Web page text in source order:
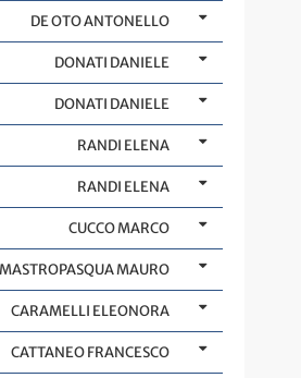
DE OTO ANTONELLO
DONATI DANIELE
DONATI DANIELE
RANDI ELENA
RANDI ELENA
CUCCO MARCO
MASTROPASQUA MAURO
CARAMELLI ELEONORA
CATTANEO FRANCESCO